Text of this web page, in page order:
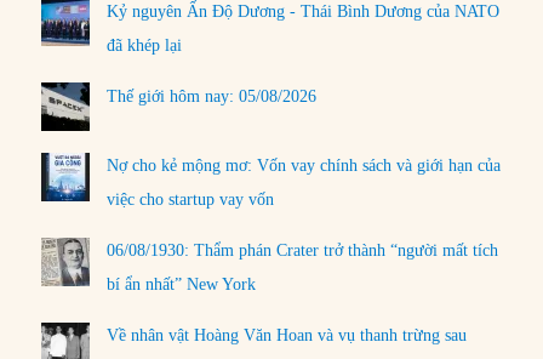
Kỷ nguyên Ấn Độ Dương - Thái Bình Dương của NATO
đã khép lại
Thế giới hôm nay: 05/08/2026
Nợ cho kẻ mộng mơ: Vốn vay chính sách và giới hạn của
việc cho startup vay vốn
06/08/1930: Thẩm phán Crater trở thành “người mất tích
bí ẩn nhất” New York
Về nhân vật Hoàng Văn Hoan và vụ thanh trừng sau